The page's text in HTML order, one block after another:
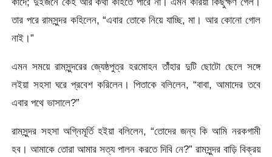
তার পরে রামসুন্দর কহিলেন, “এবার তোকে নিয়ে যাচ্ছি, মা। আর কোনো গোল
নাই।”
এমন সময়ে রামসুন্দরের জ্যেষ্ঠপুত্র হরমোহন তাঁঁহার দুটি ছোটো ছেলে সঙ্গে
লইয়া সহসা ঘরে প্রবেশ করিলেন। পিতাকে বলিলেন, “বাবা, আমাদের তবে
এবার পথে ভাসালে?”
রামসুন্দর সহসা অগ্নিমূর্তি হইয়া বলিলেন, “তোদের জন্য কি আমি নরকগামী
হব। আমাকে তোরা আমার সত্য পালন করতে দিবি নে?” রামসুন্দর বাড়ি বিক্রয়